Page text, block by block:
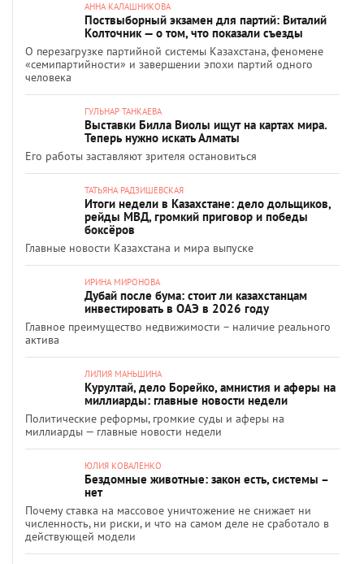
АННА КАЛАШНИКОВА
Поствыборный экзамен для партий: Виталий
Колточник — о том, что показали съезды
О перезагрузке партийной системы Казахстана, феномене
«семипартийности» и завершении эпохи партий одного
человека
ГУЛЬНАР ТАНКАЕВА
Выставки Билла Виолы ищут на картах мира.
Теперь нужно искать Алматы
Его работы заставляют зрителя остановиться
ТАТЬЯНА РАДЗИШЕВСКАЯ
Итоги недели в Казахстане: дело дольщиков,
рейды МВД, громкий приговор и победы
боксёров
Главные новости Казахстана и мира выпуске
ИРИНА МИРОНОВА
Дубай после бума: стоит ли казахстанцам
инвестировать в ОАЭ в 2026 году
Главное преимущество недвижимости – наличие реального
актива
ЛИЛИЯ МАНЬШИНА
Курултай, дело Борейко, амнистия и аферы на
миллиарды: главные новости недели
Политические реформы, громкие суды и аферы на
миллиарды — главные новости недели
ЮЛИЯ КОВАЛЕНКО
Бездомные животные: закон есть, системы –
нет
Почему ставка на массовое уничтожение не снижает ни
численность, ни риски, и что на самом деле не сработало в
действующей модели